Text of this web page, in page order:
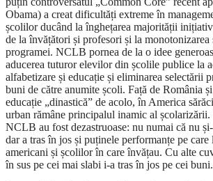
Obama) a creat dificultăți extreme în
școlilor ducând la înghețarea majorității
de la învățători și profesori și la monotonizarea
programei. NCLB pornea de la o idee
aducerea tuturor elevilor din școlile publice la
alfabetizare și educație și eliminarea selectării
buni de către anumite școli. Față de România
educație „dinastică” de acolo, în America
urban rămâne principalul inamic al
NCLB au fost dezastruoase: nu numai că nu
dar a tras în jos și puținele performanțe pe
americani și școlilor în care învățau. Cu alte
în sus pe cei mai slabi i-a tras în jos pe cei buni.